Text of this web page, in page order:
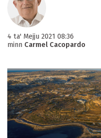
4 ta' Mejju 2021 08:36
minn Carmel Cacopardo